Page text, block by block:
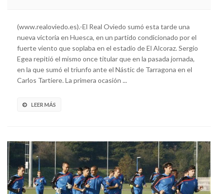
(www.realoviedo.es).-El Real Oviedo sumó esta tarde una
nueva victoria en Huesca, en un partido condicionado por el
fuerte viento que soplaba en el estadio de El Alcoraz. Sergio
Egea repitió el mismo once titular que en la pasada jornada,
en la que sumó el triunfo ante el Nástic de Tarragona en el
Carlos Tartiere. La primera ocasión ...
LEER MÁS